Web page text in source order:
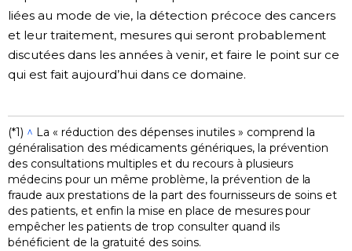
liées au mode de vie, la détection précoce des cancers
et leur traitement, mesures qui seront probablement
discutées dans les années à venir, et faire le point sur ce
qui est fait aujourd’hui dans ce domaine.
(*1) ^ La « réduction des dépenses inutiles » comprend la
généralisation des médicaments génériques, la prévention
des consultations multiples et du recours à plusieurs
médecins pour un même problème, la prévention de la
fraude aux prestations de la part des fournisseurs de soins et
des patients, et enfin la mise en place de mesures pour
empêcher les patients de trop consulter quand ils
bénéficient de la gratuité des soins.